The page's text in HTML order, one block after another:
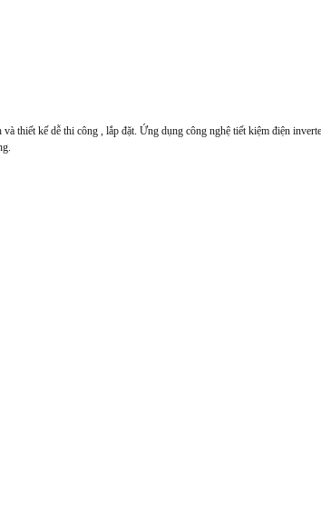
kế dễ thi công , lắp đặt. Ứng dụng công nghệ tiết kiệm điện